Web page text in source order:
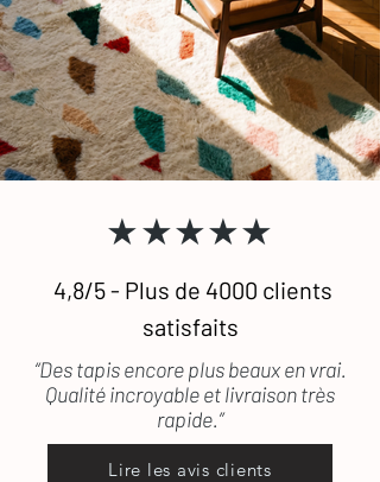
★★★★★
4,8/5 - Plus de 4000 clients
satisfaits
“Des tapis encore plus beaux en vrai.
Qualité incroyable et livraison très
rapide.”
Lire les avis clients